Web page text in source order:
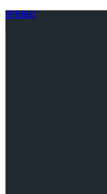
关于我们